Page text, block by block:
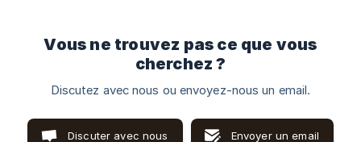
Vous ne trouvez pas ce que vous
cherchez ?
Discutez avec nous ou envoyez-nous un email.
Discuter avec nous Envoyer un email